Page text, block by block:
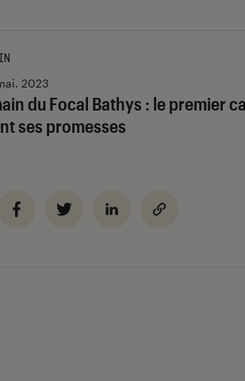
du Focal Bathys : le premier
ses promesses
2023